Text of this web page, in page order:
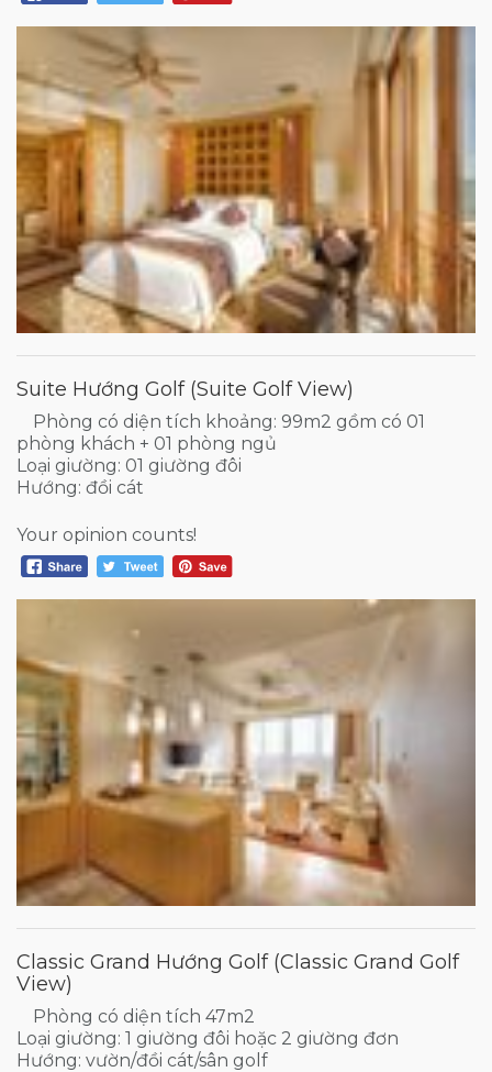
Suite Hướng Golf (Suite Golf View)
Phòng có diện tích khoảng: 99m2 gồm có 01
phòng khách + 01 phòng ngủ
Loại giường: 01 giường đôi
Hướng: đồi cát
Your opinion counts!
Classic Grand Hướng Golf (Classic Grand Golf
View)
Phòng có diện tích 47m2
Loại giường: 1 giường đôi hoặc 2 giường đơn
Hướng: vườn/đồi cát/sân golf